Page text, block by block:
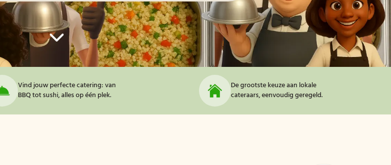
Vind jouw perfecte catering: van
BBQ tot sushi, alles op één plek.
De grootste keuze aan lokale
cateraars, eenvoudig geregeld.